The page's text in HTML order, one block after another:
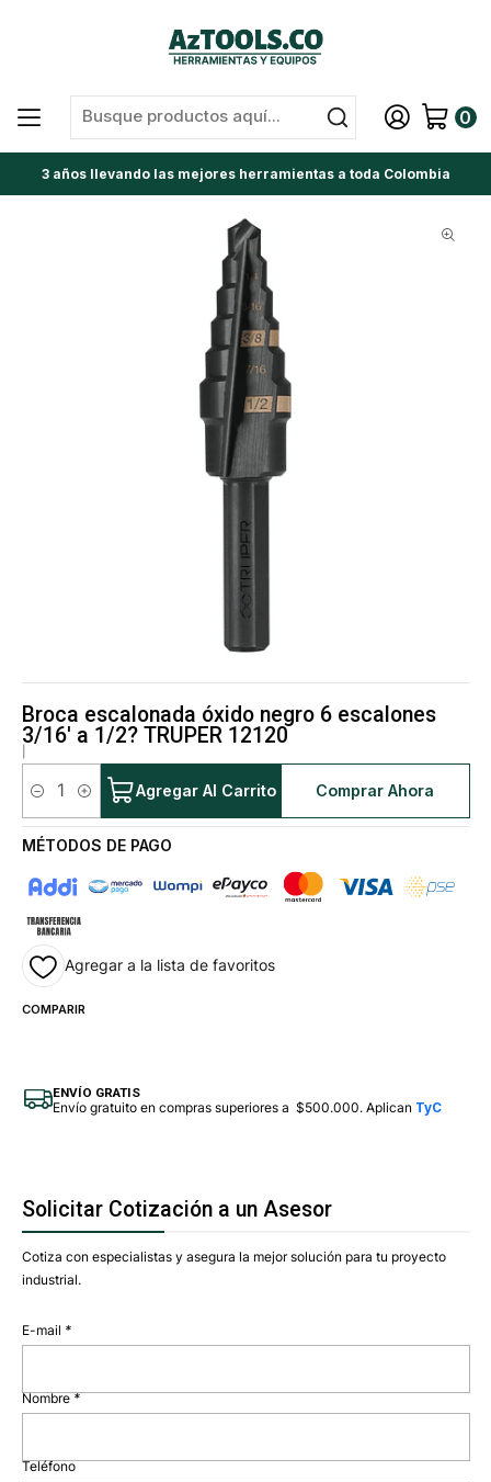
0
3 años llevando las mejores herramientas a toda Colombia
Broca escalonada óxido negro 6 escalones
3/16' a 1/2? TRUPER 12120
Cantidad
Agregar Al Carrito Comprar Ahora
MÉTODOS DE PAGO
Agregar a la lista de favoritos
COMPARIR
ENVÍO GRATIS
Envío gratuito en compras superiores a $500.000. Aplican TyC
Solicitar Cotización a un Asesor
Cotiza con especialistas y asegura la mejor solución para tu proyecto
industrial.
E-mail *
Nombre*
Teléfono